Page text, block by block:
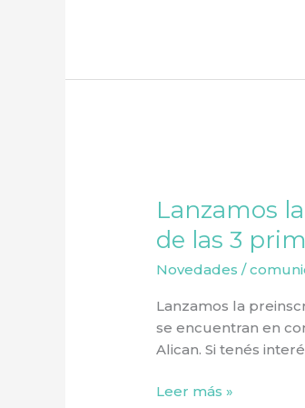
Lanzamos
de las 3
Novedades /
Lanzamos la
se encuentran en
Alican. Si tenés
preinscripción
para
la
adjudicación
las
3
primeras
Leer más »